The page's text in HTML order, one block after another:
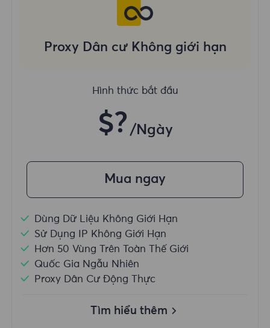
Proxy Dân cư Không giới hạn
Hình thức bắt đầu
$? /Ngày
Mua ngay
Dùng Dữ Liệu Không Giới Hạn
Sử Dụng IP Không Giới Hạn
Hơn 50 Vùng Trên Toàn Thế Giới
Quốc Gia Ngẫu Nhiên
Proxy Dân Cư Động Thực
Tìm hiểu thêm